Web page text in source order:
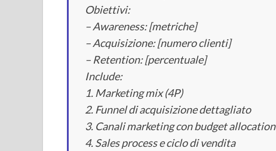
Obiettivi:
– Awareness: [metriche]
– Acquisizione: [numero clienti]
– Retention: [percentuale]
Include:
1. Marketing mix (4P)
2. Funnel di acquisizione dettagliato
3. Canali marketing con budget allocation
4. Sales process e ciclo di vendita